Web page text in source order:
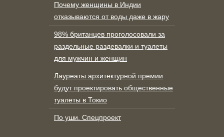
Почему женщины в Индии
отказываются от воды даже в жару
98% британцев проголосовали за
раздельные раздевалки и туалеты
для мужчин и женщин
Лауреаты архитектурной премии
будут проектировать общественные
туалеты в Токио
По уши. Спецпроект